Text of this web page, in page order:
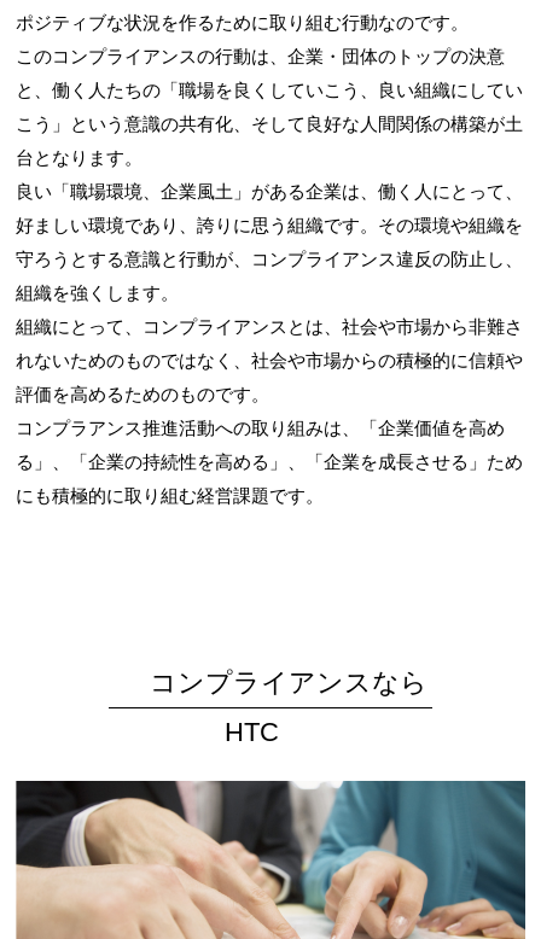
ポジティブな状況を作るために取り組む行動なのです。
このコンプライアンスの行動は、企業・団体のトップの決意
と、働く人たちの「職場を良くしていこう、良い組織にしてい
こう」という意識の共有化、そして良好な人間関係の構築が土
台となります。
良い「職場環境、企業風土」がある企業は、働く人にとって、
好ましい環境であり、誇りに思う組織です。その環境や組織を
守ろうとする意識と行動が、コンプライアンス違反の防止し、
組織を強くします。
組織にとって、コンプライアンスとは、社会や市場から非難さ
れないためのものではなく、社会や市場からの積極的に信頼や
評価を高めるためのものです。
コンプラアンス推進活動への取り組みは、「企業価値を高め
る」、「企業の持続性を高める」、「企業を成長させる」ため
にも積極的に取り組む経営課題です。
コンプライアンスなら
HTC